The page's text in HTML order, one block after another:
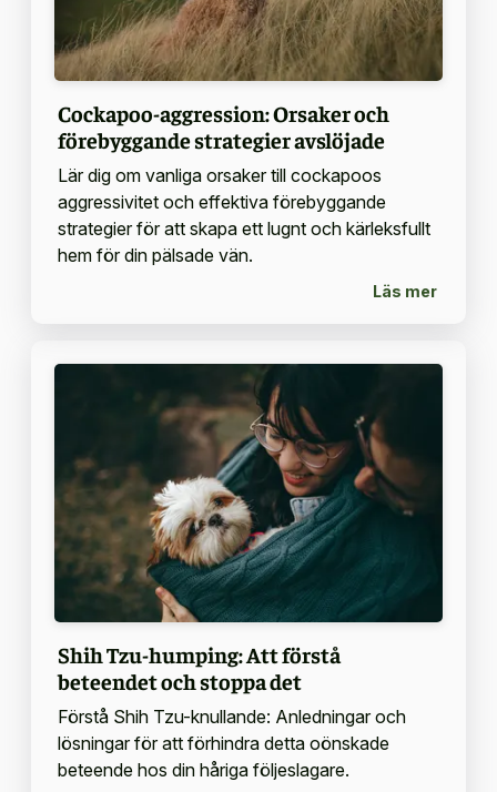
Cockapoo-aggression: Orsaker och
förebyggande strategier avslöjade
Lär dig om vanliga orsaker till cockapoos
aggressivitet och effektiva förebyggande
strategier för att skapa ett lugnt och kärleksfullt
hem för din pälsade vän.
Läs mer
Shih Tzu-humping: Att förstå
beteendet och stoppa det
Förstå Shih Tzu-knullande: Anledningar och
lösningar för att förhindra detta oönskade
beteende hos din håriga följeslagare.